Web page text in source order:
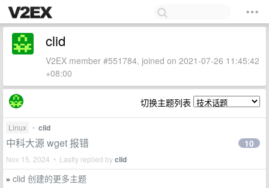
clid
V2EX member #551784, joined on 2021-07-26 11:45:42
+08:00
切换主题列表
Linux • clid
中科大源 wget 报错
Nov 15, 2024 • Lastly replied byclid
10
» clid 创建的更多主题